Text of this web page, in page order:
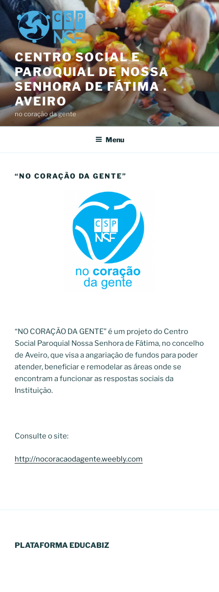
Saltar
para
conteúdo
CENTRO SOCIAL E
PAROQUIAL DE NOSSA
SENHORA DE FÁTIMA .
AVEIRO
no coração da gente
Menu
“NO CORAÇÃO DA GENTE”
“NO CORAÇÃO DA GENTE” é um projeto do Centro
Social Paroquial Nossa Senhora de Fátima, no concelho
de Aveiro, que visa a angariação de fundos para poder
atender, beneficiar e remodelar as áreas onde se
encontram a funcionar as respostas sociais da
Instituição.
Consulte o site:
http://nocoracaodagente.weebly.com
PLATAFORMA EDUCABIZ